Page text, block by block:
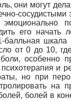
они могут
его начать
балльная
от 0 до 10,
особенно
и
но при
на
болей в